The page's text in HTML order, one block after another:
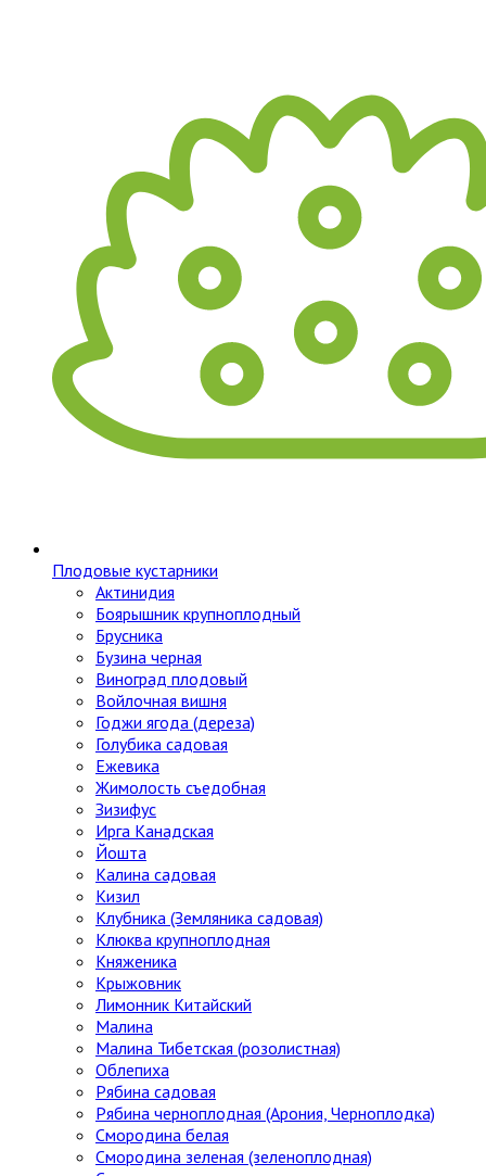
Плодовые кустарники
Актинидия
Боярышник крупноплодный
Брусника
Бузина черная
Виноград плодовый
Войлочная вишня
Годжи ягода (дереза)
Голубика садовая
Ежевика
Жимолость съедобная
Зизифус
Ирга Канадская
Йошта
Калина садовая
Кизил
Клубника (Земляника садовая)
Клюква крупноплодная
Княженика
Крыжовник
Лимонник Китайский
Малина
Малина Тибетская (розолистная)
Облепиха
Рябина садовая
Рябина черноплодная (Арония, Черноплодка)
Смородина белая
Смородина зеленая (зеленоплодная)